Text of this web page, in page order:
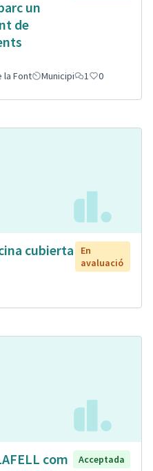
un
de
la Font Municipi 1 0
cubierta
En
avaluació
com
Acceptada